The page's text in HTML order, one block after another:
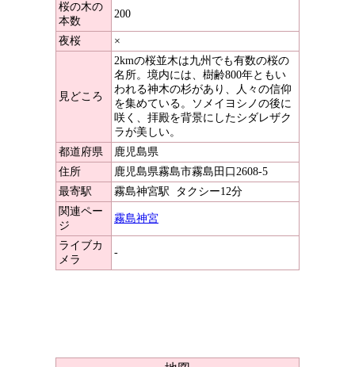
桜の木の
本数
200
夜桜 ×
見どころ
2kmの桜並木は九州でも有数の桜の
名所。境内には、樹齢800年ともい
われる神木の杉があり、人々の信仰
を集めている。ソメイヨシノの後に
咲く、拝殿を背景にしたシダレザク
ラが美しい。
都道府県
鹿児島県
住所
鹿児島県霧島市霧島田口2608-5
最寄駅
霧島神宮駅 タクシー12分
関連ペー
ジ
霧島神宮
ライブカ
メラ
-